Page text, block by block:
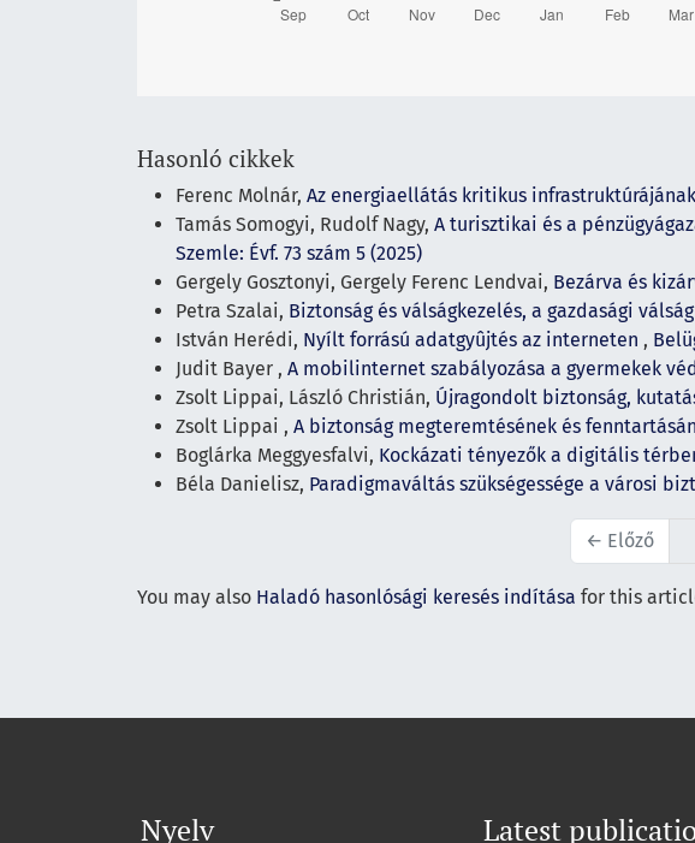
Hasonló cikkek
Ferenc Molnár, Az energiaellátás kritikus
Tamás Somogyi, Rudolf Nagy, A turisztikai és a
Szemle: Évf. 73 szám 5 (2025)
Gergely Gosztonyi, Gergely Ferenc Lendvai, Bezárva és
Petra Szalai, Biztonság és válságkezelés, a gazdasági
István Herédi, Nyílt forrású adatgyûjtés az interneten ,
Judit Bayer , A mobilinternet szabályozása a gyermekek
Zsolt Lippai, László Christián, Újragondolt biztonság,
Zsolt Lippai , A biztonság megteremtésének és
Boglárka Meggyesfalvi, Kockázati tényezők a digitális
Béla Danielisz, Paradigmaváltás szükségessége a városi
← Előző
You may also Haladó hasonlósági keresés indítása for this
Nyelv Latest